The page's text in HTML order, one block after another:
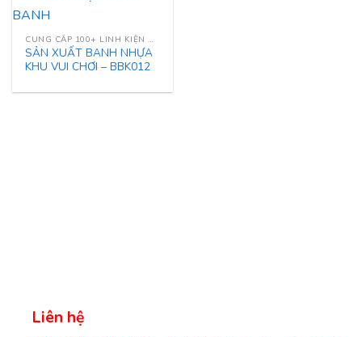
CUNG CẤP 100+ LINH KIỆN NHÀ LIÊN HOÀN
SẢN XUẤT BANH NHỰA
KHU VUI CHƠI – BBK012
Liên hệ